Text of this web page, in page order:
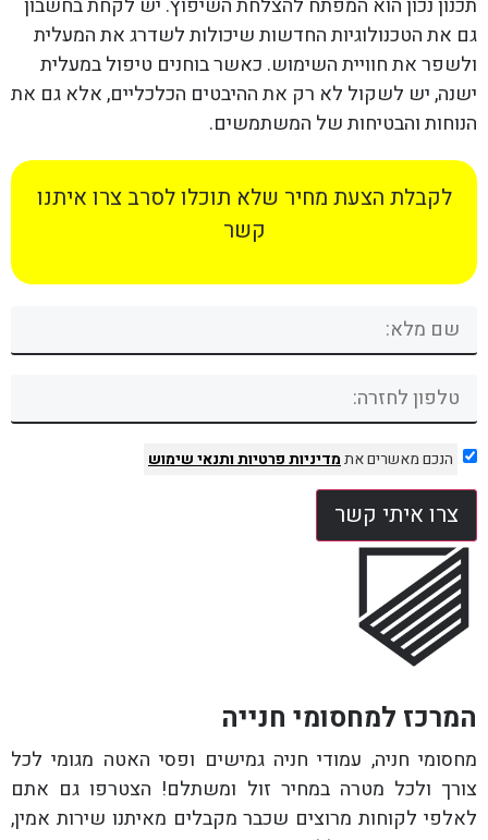
תכנון נכון הוא המפתח להצלחת השיפוץ. יש לקחת בחשבון
גם את הטכנולוגיות החדשות שיכולות לשדרג את המעלית
ולשפר את חוויית השימוש. כאשר בוחנים טיפול במעלית
ישנה, יש לשקול לא רק את ההיבטים הכלכליים, אלא גם את
הנוחות והבטיחות של המשתמשים.
לקבלת הצעת מחיר שלא תוכלו לסרב צרו איתנו
קשר
הנכם מאשרים אתמדיניות פרטיותותנאי שימוש
צרו איתי קשר
המרכז למחסומי חנייה
מחסומי חניה, עמודי חניה גמישים ופסי האטה מגומי לכל
צורך ולכל מטרה במחיר זול ומשתלם! הצטרפו גם אתם
לאלפי לקוחות מרוצים שכבר מקבלים מאיתנו שירות אמין,